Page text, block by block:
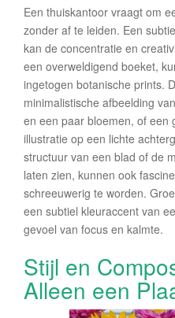
Een thuiskantoor vraagt om
zonder af te leiden. Een
kan de concentratie en
een overweldigend boeket,
ingetogen botanische prints.
minimalistische afbeelding
en een paar bloemen, of een
illustratie op een lichte
structuur van een blad of de
laten zien, kunnen ook
schreeuwerig te worden.
een subtiel kleuraccent van
gevoel van focus en kalmte.
Stijl en
Alleen een